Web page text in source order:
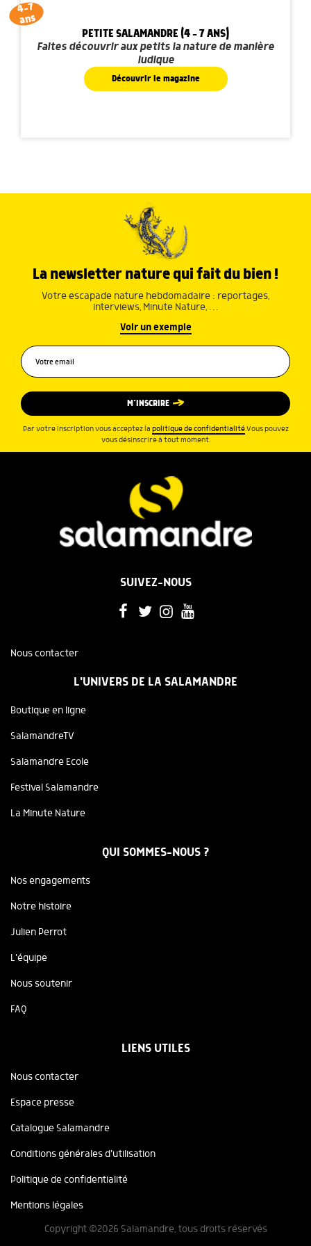
4-7
ans
PETITE SALAMANDRE (4 - 7 ANS)
Faites découvrir aux petits la nature de manière
ludique
Découvrir le magazine
La newsletter nature qui fait du bien !
Votre escapade nature hebdomadaire : reportages,
interviews, Minute Nature, …
Voir un exemple
M’INSCRIRE
Par votre inscription vous acceptez la politique de confidentialité.Vous pouvez
vous désinscrire à tout moment.
SUIVEZ-NOUS
Nous contacter
L'UNIVERS DE LA SALAMANDRE
Boutique en ligne
SalamandreTV
Salamandre Ecole
Festival Salamandre
La Minute Nature
QUI SOMMES-NOUS ?
Nos engagements
Notre histoire
Julien Perrot
L'équipe
Nous soutenir
FAQ
LIENS UTILES
Nous contacter
Espace presse
Catalogue Salamandre
Conditions générales d'utilisation
Politique de confidentialité
Mentions légales
Copyright ©2026 Salamandre, tous droits réservés